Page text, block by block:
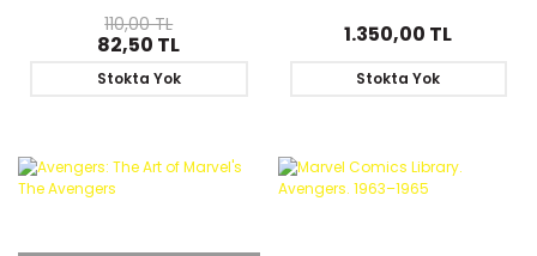
82,50 TL
110,00 TL
Stokta Yok
1.350,00 TL
Stokta Yok